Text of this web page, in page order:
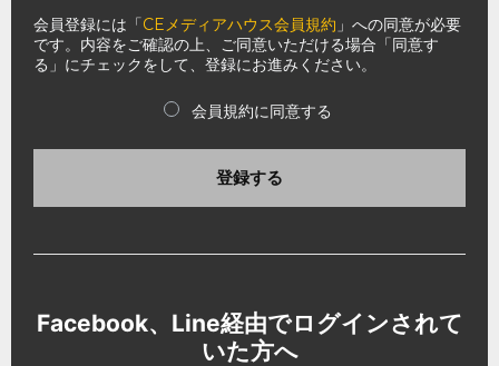
会員登録には「CEメディアハウス会員規約 」への同意が必要
です。内容をご確認の上、ご同意いただける場合「同意す
る」にチェックをして、登録にお進みください。
会員規約に同意する
登録する
Facebook、Line経由でログインされて
いた方へ